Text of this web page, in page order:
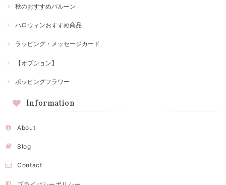
秋のおすすめバルーン
ハロウィンおすすめ商品
ラッピング・メッセージカード
【オプション】
ポッピングフラワー
Information
About
Blog
Contact